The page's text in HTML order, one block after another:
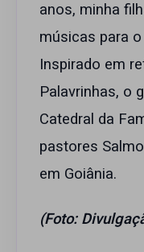
anos, minha
músicas para
Inspirado em
Palavrinhas, o
Catedral da
pastores
em Goiânia.
(Foto: